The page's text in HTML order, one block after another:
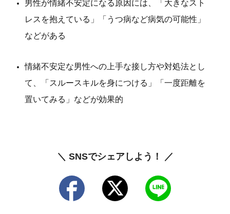
男性が情緒不安定になる原因には、「大きなスト
レスを抱えている」「うつ病など病気の可能性」
などがある
情緒不安定な男性への上手な接し方や対処法とし
て、「スルースキルを身につける」「一度距離を
置いてみる」などが効果的
＼ SNSでシェアしよう！ ／